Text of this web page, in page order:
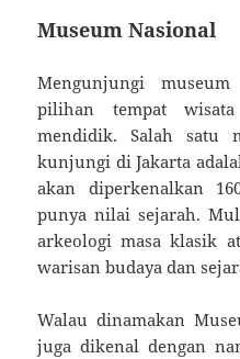
Museum Nasional
Mengunjungi
pilihan tempat
mendidik. Salah satu
kunjungi di Jakarta
akan diperkenalkan
punya nilai sejarah.
arkeologi masa klasik
warisan budaya dan
Walau dinamakan
juga dikenal dengan